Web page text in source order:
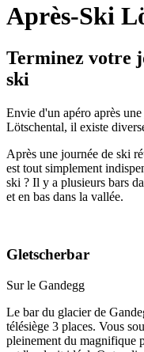
Après-Ski
Terminez votre
ski
Envie d'un apéro après
Lötschental, il existe
Après une journée de ski
est tout simplement
ski ? Il y a plusieurs bars
et en bas dans la vallée.
Gletscherbar
Sur le Gandegg
Le bar du glacier de
télésiège 3 places. Vous
pleinement du magnifique